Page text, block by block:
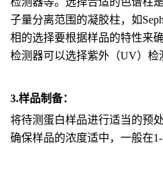
子量分离范围的凝胶柱，如
相的选择要根据样品的特性来
检测器可以选择紫外（UV）检
3.样品制备：
将待测蛋白样品进行适当的预
确保样品的浓度适中，一般在1-